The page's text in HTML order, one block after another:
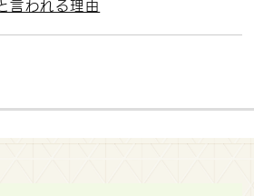
言われる理由